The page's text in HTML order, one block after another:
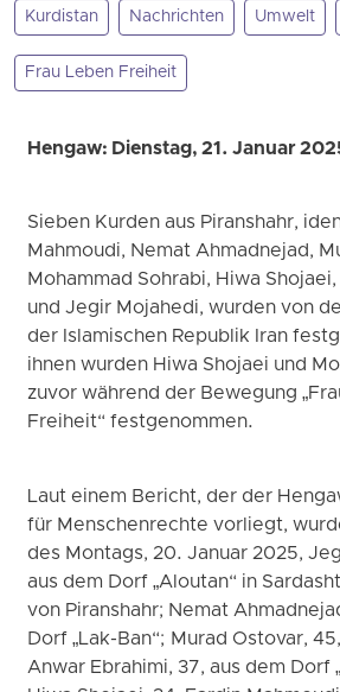
Kurdistan Nachrichten Umwelt
Frau Leben Freiheit
Hengaw: Dienstag, 21. Januar
Sieben Kurden aus Piranshahr,
Mahmoudi, Nemat Ahmadnejad,
Mohammad Sohrabi, Hiwa
und Jegir Mojahedi, wurden von
der Islamischen Republik Iran
ihnen wurden Hiwa Shojaei und
zuvor während der Bewegung
Freiheit“ festgenommen.
Laut einem Bericht, der der
für Menschenrechte vorliegt,
des Montags, 20. Januar 2025,
aus dem Dorf „Aloutan“ in
von Piranshahr; Nemat
Dorf „Lak-Ban“; Murad Ostovar,
Anwar Ebrahimi, 37, aus dem Dorf